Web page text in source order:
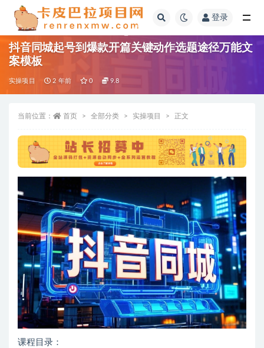
登录
抖音同城起号到爆款开篇关键动作选题途径万能文
案模板
实操项目 2 年前 0 9.8
当前位置： 首页 全部分类 实操项目 正文
课程目录：
全部